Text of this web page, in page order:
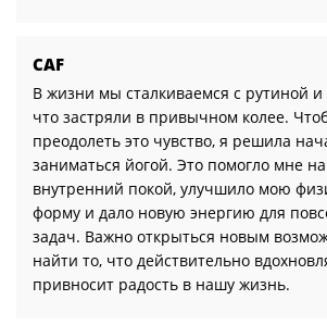
CAF
В жизни мы сталкиваемся с рутиной
что застряли в привычном колее.
преодолеть это чувство, я решила
заниматься йогой. Это помогло мне
внутренний покой, улучшило мою
форму и дало новую энергию для
задач. Важно открыться новым
найти то, что действительно
привносит радость в нашу жизнь.